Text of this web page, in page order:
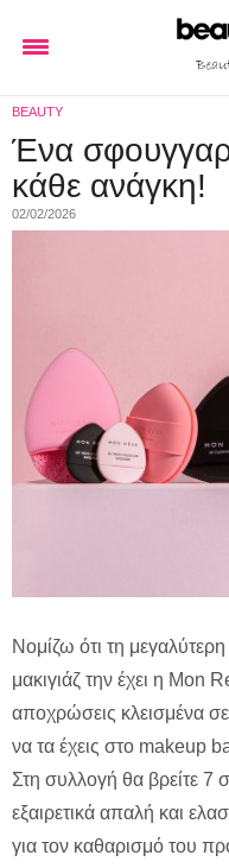
BEAUTY
Ένα
κάθε ανάγκη!
02/02/2026
Νομίζω ότι τη
μακιγιάζ την έχει η Mon
αποχρώσεις κλεισμένα
να τα έχεις στο makeup
Στη συλλογή θα βρείτε 7
εξαιρετικά απαλή και
για τον καθαρισμό του